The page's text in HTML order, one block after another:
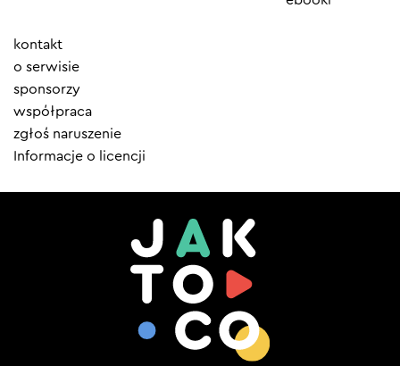
Element
menu
kontakt
o serwisie
sponsorzy
współpraca
zgłoś naruszenie
Informacje o licencji